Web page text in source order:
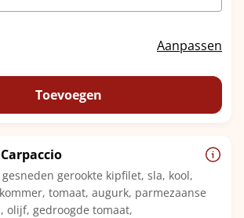
Aanpassen
Toevoegen
gerookte kipfilet, sla, kool,
tomaat, augurk, parmezaanse
olijf, gedroogde tomaat,